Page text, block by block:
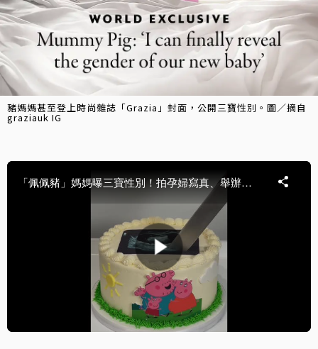
豬媽媽甚至登上時尚雜誌「Grazia」封面，公開三寶性別。圖／摘自
graziauk IG